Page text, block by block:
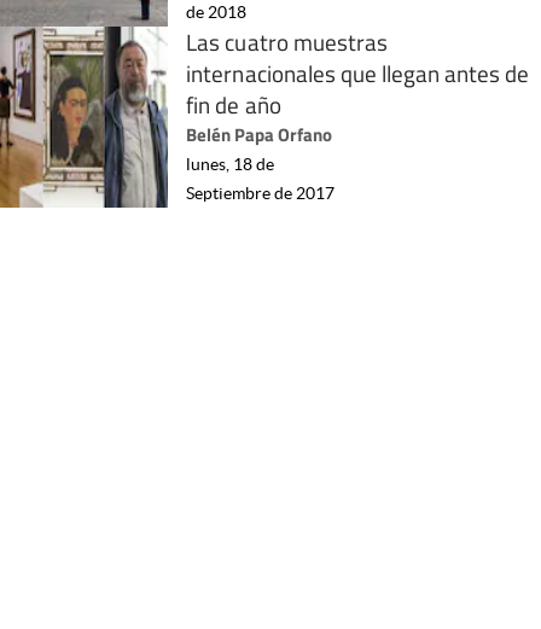
de 2018
Las cuatro muestras
internacionales que llegan antes de
fin de año
Belén Papa Orfano
lunes, 18 de
Septiembre de 2017